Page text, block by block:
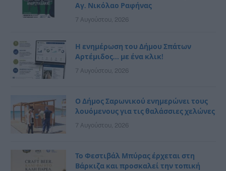
Αγ. Νικόλαο Ραφήνας
7 Αυγούστου, 2026
Η ενημέρωση του Δήμου Σπάτων
Αρτέμιδος… με ένα κλικ!
7 Αυγούστου, 2026
Ο Δήμος Σαρωνικού ενημερώνει τους
λουόμενους για τις θαλάσσιες χελώνες
7 Αυγούστου, 2026
Το Φεστιβάλ Μπύρας έρχεται στη
Βάρκιζα και προσκαλεί την τοπική